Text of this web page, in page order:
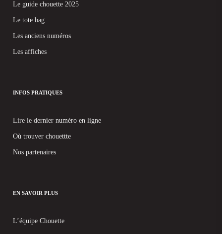
Le guide chouette 2025
Le tote bag
Les anciens numéros
Les affiches
INFOS PRATIQUES
Lire le dernier numéro en ligne
Où trouver chouettte
Nos partenaires
EN SAVOIR PLUS
L’équipe Chouette